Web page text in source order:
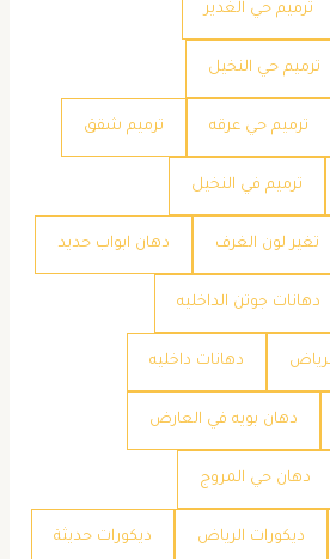
ترميم حي الغدير
ترميم حي النخيل
ترميم حي عرقه ترميم شقق
ترميم في النخيل
تغير لون الغرف دهان ابواب حديد
دهانات جوتن الداخليه
دهانات داخليه
دهان بويه في العارض
دهان حي المروج
ديكورات الرياض ديكورات حديثة